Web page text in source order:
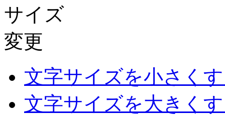
文字サイズを小さく
文字サイズを大きく